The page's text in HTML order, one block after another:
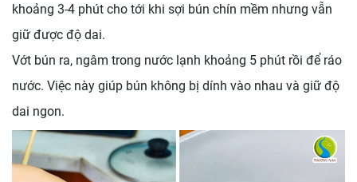
khoảng 3-4 phút cho tới khi sợi bún chín mềm nhưng vẫn
giữ được độ dai.
Vớt bún ra, ngâm trong nước lạnh khoảng 5 phút rồi để ráo
nước. Việc này giúp bún không bị dính vào nhau và giữ độ
dai ngon.